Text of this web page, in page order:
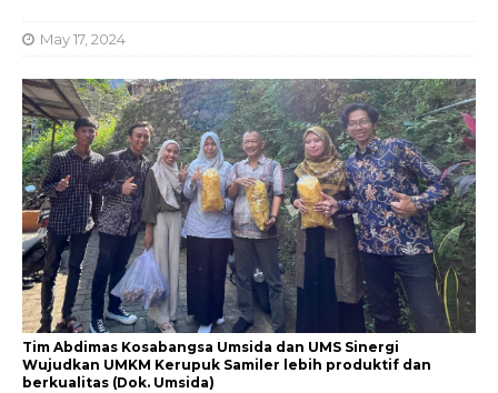
May 17, 2024
Tim Abdimas Kosabangsa Umsida dan UMS Sinergi
Wujudkan UMKM Kerupuk Samiler lebih produktif dan
berkualitas (Dok. Umsida)